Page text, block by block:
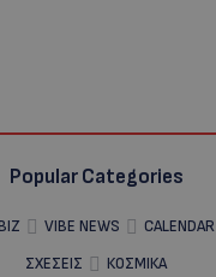
Popular Categories
VIBE NEWS CALENDAR
ΣΧΕΣΕΙΣ
ΚΟΣΜΙΚΑ